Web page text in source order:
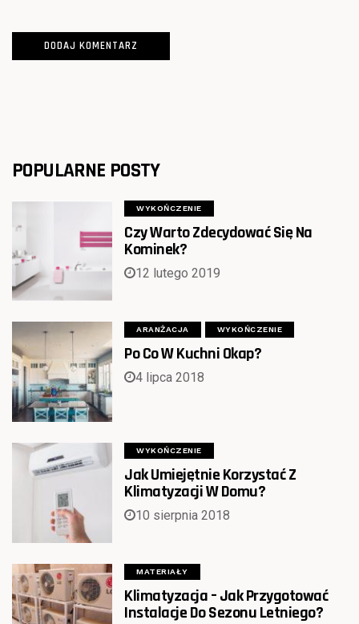
POPULARNE POSTY
WYKOŃCZENIE
Czy Warto Zdecydować Się Na
Kominek?
12 lutego 2019
ARANŻACJA WYKOŃCZENIE
Po Co W Kuchni Okap?
4 lipca 2018
WYKOŃCZENIE
Jak Umiejętnie Korzystać Z
Klimatyzacji W Domu?
10 sierpnia 2018
MATERIAŁY
Klimatyzacja – Jak Przygotować
Instalacje Do Sezonu Letniego?